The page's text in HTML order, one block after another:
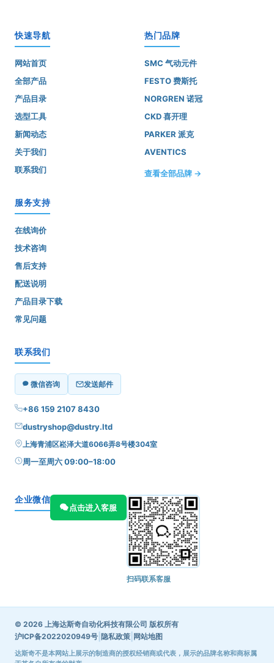
快速导航
网站首页
全部产品
产品目录
选型工具
新闻动态
关于我们
联系我们
热门品牌
SMC 气动元件
FESTO 费斯托
NORGREN 诺冠
CKD 喜开理
PARKER 派克
AVENTICS
查看全部品牌 →
服务支持
在线询价
技术咨询
售后支持
配送说明
产品目录下载
常见问题
联系我们
微信咨询 发送邮件
+86 159 2107 8430
dustryshop@dustry.ltd
上海青浦区崧泽大道6066弄8号楼304室
周一至周六 09:00–18:00
企业微信
点击进入客服
扫码联系客服
© 2026 上海达斯奇自动化科技有限公司 版权所有
沪ICP备2022020949号 隐私政策 网站地图
达斯奇不是本网站上展示的制造商的授权经销商或代表，展示的品牌名称和商标属